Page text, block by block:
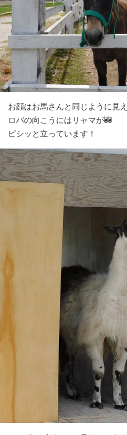
お顔はお馬さんと同じように見
ロバの向こうにはリャマが
ピシッと立っています！